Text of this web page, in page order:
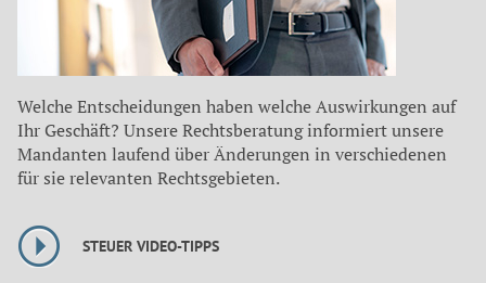
Welche Entscheidungen haben welche Auswirkungen auf
Ihr Geschäft? Unsere Rechtsberatung informiert unsere
Mandanten laufend über Änderungen in verschiedenen
für sie relevanten Rechtsgebieten.
STEUER VIDEO-TIPPS